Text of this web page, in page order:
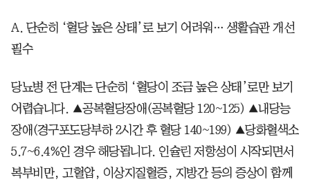
A. 단순히 ‘혈당 높은 상태’로 보기 어려워… 생활습관 개선
필수
당뇨병 전 단계는 단순히 ‘혈당이 조금 높은 상태’로만 보기
어렵습니다. ▲공복혈당장애(공복혈당 120~125) ▲내당능
장애(경구포도당부하 2시간 후 혈당 140~199) ▲당화혈색소
5.7~6.4%인 경우 해당됩니다. 인슐린 저항성이 시작되면서
복부비만, 고혈압, 이상지질혈증, 지방간 등의 증상이 함께